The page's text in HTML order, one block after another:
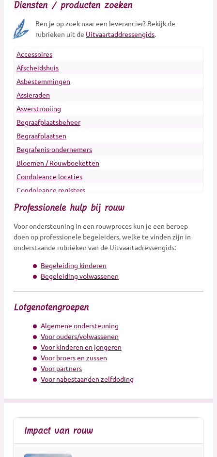
Diensten / producten zoeken
Ben je op zoek naar een leverancier? Bekijk de
rubrieken uit de Uitvaartaddressengids.
Accessoires
Afscheidshuis
Asbestemmingen
Assieraden
Asverstrooiing
Begraafplaatsbeheer
Begraafplaatsen
Begrafenis-ondernemers
Bloemen / Rouwboeketten
Condoleance locaties
Condoleance registers
Crematoria
Dragers
Erfenis en belasting
Gedenkplaatsen
Glasobjecten
Goede doelen
Grafkunst
Grafmonumenten
Groene uitvaart
Hospice
Mediators
Professionele hulp bij rouw
Voor ondersteuning in een rouwproces kun je een beroep
doen op professionele begeleiders, welke te vinden zijn in
onderstaande rubrieken van de Uitvaartadressengids:
Begeleiding kinderen
Begeleiding volwassenen
Lotgenotengroepen
Algemene ondersteuning
Voor ouders/volwassenen
Voor kinderen en jongeren
Voor broers en zussen
Voor partners
Voor nabestaanden zelfdoding
Impact van rouw